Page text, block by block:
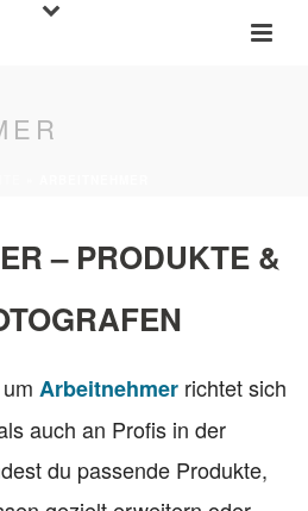
– PRODUKTE &
Arbeitnehmer richtet sich
auch an Profis in der
du passende Produkte,